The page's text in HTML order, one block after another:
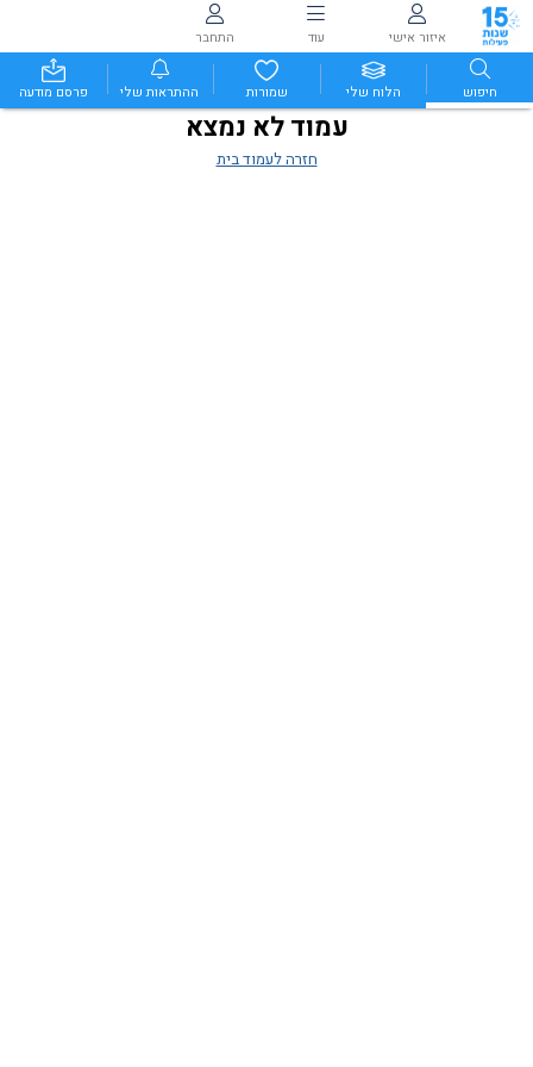
איזור אישי עוד התחבר
חיפוש הלוח שלי שמורות ההתראות שלי פרסם מודעה
עמוד לא נמצא
חזרה לעמוד בית